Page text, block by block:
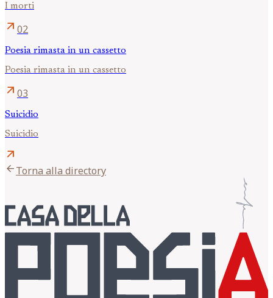
I morti
arrow_outward 02
Poesia rimasta in un cassetto
Poesia rimasta in un cassetto
arrow_outward 03
Suicidio
Suicidio
arrow_outward
arrow_backTorna alla directory